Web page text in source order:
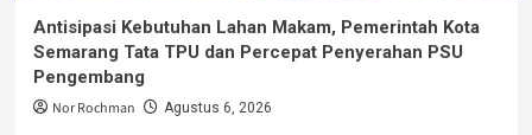
Antisipasi Kebutuhan Lahan Makam, Pemerintah Kota
Semarang Tata TPU dan Percepat Penyerahan PSU
Pengembang
Nor Rochman Agustus 6, 2026